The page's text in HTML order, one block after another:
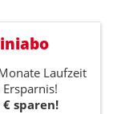
Laufzeit
Ersparnis!
€ sparen!